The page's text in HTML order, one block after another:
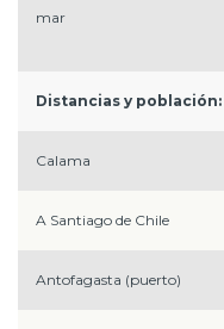
mar
Distancias y población:
Calama
A Santiago de Chile
Antofagasta (puerto)